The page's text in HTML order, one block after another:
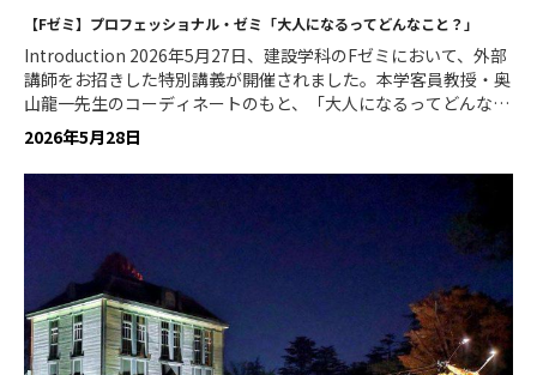
中で、偶然目にとまったのが平仮名交じりの「ものつくり大学」
という名称でした。「どんな大学なんだろう」と調べると、設計
だけではなく建物の土台となる「構造」まで実践的に学べる点に
強く魅力を感じました。「気になるなら行ってみたら」と母の後
押しもありオープンキャンパスへの参加を決めました。 オープ
心が動いたのは、キャンパスを案内してくださった女子学生スタ
ッフとの対話です。大学の良い面だけではなく、「課題の大変
さ」や「バイトとの両立の厳しさ」など、リアルな現実を本音で
伝えてくれたので、入学後の生活を具体的に想像できました。何
より、大変さを伝えた上で「それでもこの大学なら大丈夫」とい
うフォローもあり、「こんな先輩がいる大学なら間違いない」と
入学の大きな決め手になりました。木材の耐久実験を行った模擬
授業も印象的で、「設計しながら実寸大で物をつくって構造を理
解できる」という実習が豊富な環境は、他大学と明確に違い、
【Fゼミ】プロフェッショナル・ゼミ「大人になるってどんなこと？」
Introduction 2026年5月27日、建設学科のFゼミにおいて、外部
講師をお招きした特別講義が開催されました。本学客員教授・奥
山龍一先生のコーディネートのもと、「大人になるってどんなこ
と？」を主題とし、学生が自己の未来や社会との関わり方を見つ
め直す機会となりました。 登壇者には、群馬県前橋市に本社を
構える株式会社エスティビー（https://s-t-b.jp）の代表取締役で
ある杉﨑由里氏をお招きしました。同社は1998年の創業以来、
地域社会を支え続け、今年で27年目を迎える企業です。 循環型
物流による社会課題へのアプローチ 導入として、エスティビーが
展開する事業の社会的意義について説明がなされました。同社は
「限りある資源を次世代へ」という理念の下、産業廃棄物をリサ
イクル工場へと運ぶ「静脈物流機能」と、リサイクル済みの二次
製品を運ぶ「動脈物流機能」を担っています。 杉﨑氏はこの物流
の仕組みを、人が生きる上で欠かせない「血流」にたとえ、社会
2026年5月28日